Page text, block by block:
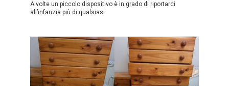
A volte un piccolo dispositivo è in grado di riportarci
all’infanzia più di qualsiasi